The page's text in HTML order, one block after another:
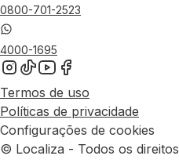
0800-701-2523
4000-1695
Termos de uso
Políticas de privacidade
Configurações de cookies
© Localiza - Todos os